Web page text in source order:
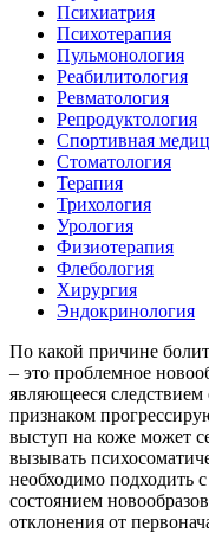
Психиатрия
Психотерапия
Пульмонология
Реабилитология
Ревматология
Репродуктология
Спортивная
Стоматология
Терапия
Трихология
Урология
Физиотерапия
Флебология
Хирургия
Эндокринология
По какой причине
– это проблемное
являющееся
признаком
выступ на коже может
вызывать
необходимо подходить
состоянием
отклонения от